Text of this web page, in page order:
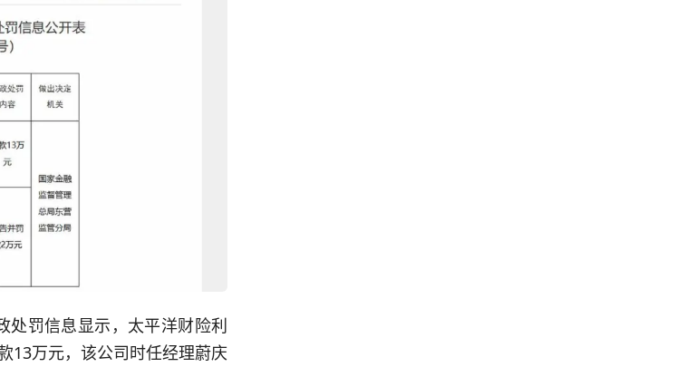
处罚信息显示，太平洋财险利
13万元，该公司时任经理蔚庆